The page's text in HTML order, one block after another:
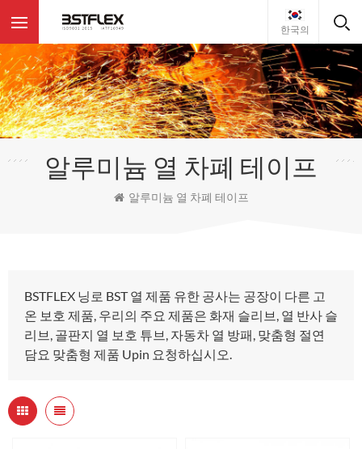
한국의
알루미늄 열 차폐 테이프
알루미늄 열 차폐 테이프
BSTFLEX 닝로 BST 열 제품 유한 공사는 공장이 다른 고
온 보호 제품, 우리의 주요 제품은 화재 슬리브, 열 반사 슬
리브, 골판지 열 보호 튜브, 자동차 열 방패, 맞춤형 절연
담요 맞춤형 제품 Upin 요청하십시오.